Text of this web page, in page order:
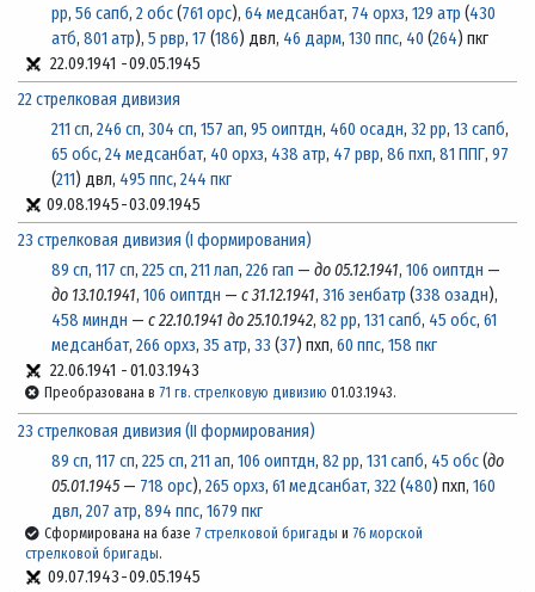
рр, 56 сапб, 2 обс(761 орс), 64 медсанбат, 74 орхз, 129 атр (430
атб, 801 атр), 5 рвр, 17 (186) двл, 46 дарм, 130 ппс, 40 (264) пкг
22.09.1941 -09.05.1945
22 стрелковая дивизия
211 сп, 246 сп, 304 сп, 157 ап, 95 оиптдн, 460 осадн, 32 рр, 13 сапб,
65 обс, 24 медсанбат, 40 орхз, 438 атр, 47 рвр, 86 пхп, 81 ППГ, 97
(211) двл, 495 ппс, 244 пкг
09.08.1945-03.09.1945
23 стрелковая дивизия (I формирования)
89 сп, 117 сп, 225 сп, 211 лап, 226 гап — до 05.12.1941, 106 оиптдн —
до 13.10.1941, 106 оиптдн — с 31.12.1941, 316 зенбатр (338 озадн),
458 миндн — с 22.10.1941 до 25.10.1942, 82 рр, 131 сапб, 45 обс, 61
медсанбат, 266 орхз, 35 атр, 33 (37) пхп, 60 ппс, 158 пкг
22.06.1941 -01.03.1943
Преобразована в71 гв. стрелковую дивизию 01.03.1943.
23 стрелковая дивизия (II формирования)
89 сп, 117 сп, 225 сп, 211 ап, 106 оиптдн, 82 рр, 131 сапб, 45 обс(до
05.01.1945— 718 орс), 265 орхз, 61 медсанбат, 322(480) пхп, 160
двл, 207 атр, 894 ппс, 1679 пкг
Сформирована на базе7 стрелковой бригады и76 морской
стрелковой бригады.
09.07.1943-09.05.1945